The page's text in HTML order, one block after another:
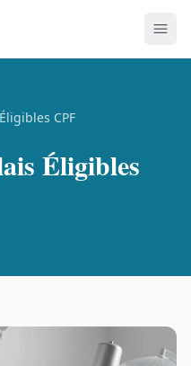
CPF
Éligibles